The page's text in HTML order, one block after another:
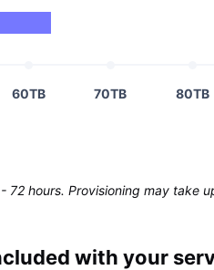
60TB 70TB 80TB
hours. Provisioning may take
with your